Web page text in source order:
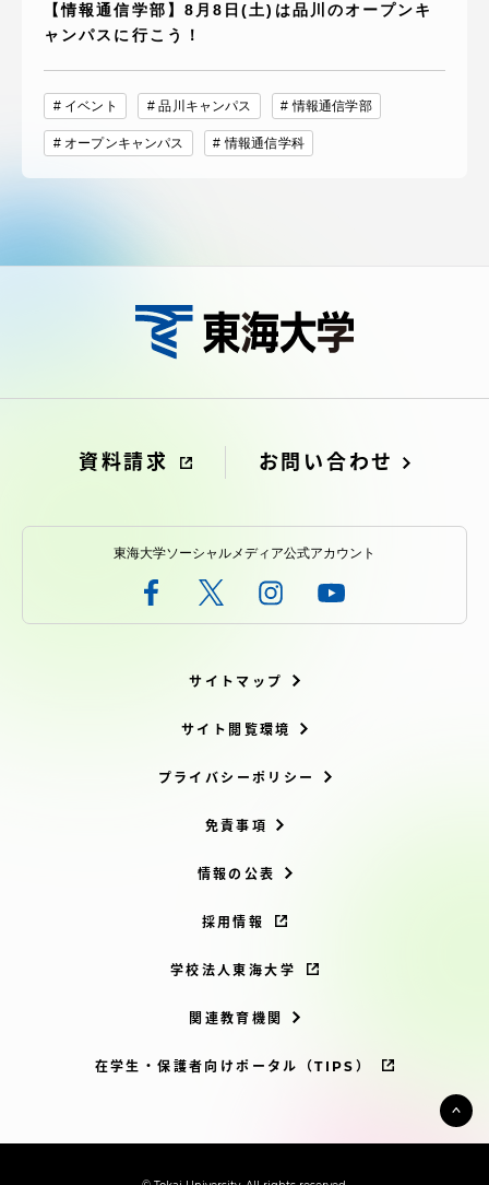
【情報通信学部】8月8日(土)は品川のオープンキ
ャンパスに行こう！
イベント 品川キャンパス 情報通信学部
オープンキャンパス 情報通信学科
資料請求 お問い合わせ
東海大学ソーシャルメディア公式アカウント
サイトマップ
サイト閲覧環境
プライバシーポリシー
免責事項
情報の公表
採用情報
学校法人東海大学
関連教育機関
在学生・保護者向けポータル（TIPS）